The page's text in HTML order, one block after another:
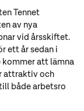
Tennet
av nya
vid årsskiftet.
ett år sedan i
att lämna
attraktiv och
både arbetsro